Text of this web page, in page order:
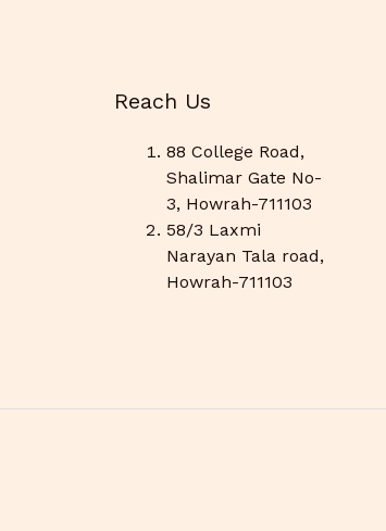
Reach Us
88 College Road,
Shalimar Gate No-
3, Howrah-711103
58/3 Laxmi
Narayan Tala road,
Howrah-711103